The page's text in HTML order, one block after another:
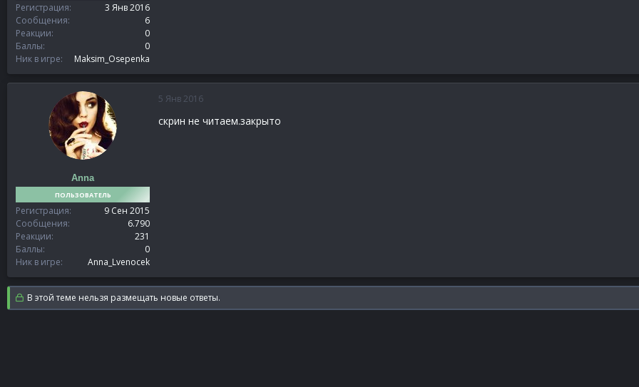
Регистрация
3 Янв 2016
Сообщения
6
Реакции
0
Баллы
0
Ник в игре
Maksim_Osepenka
Anna
ПОЛЬЗОВАТЕЛЬ
Регистрация
9 Сен 2015
Сообщения
6.790
Реакции
231
Баллы
0
Ник в игре
Anna_Lvenocek
5 Янв 2016
скрин не читаем.закрыто
В этой теме нельзя размещать новые ответы.